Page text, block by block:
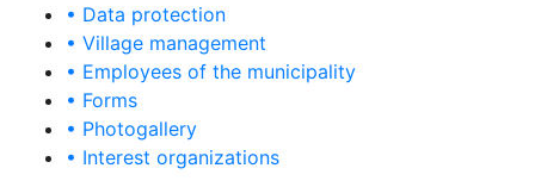
• Data protection
• Village management
• Employees of the municipality
• Forms
• Photogallery
• Interest organizations